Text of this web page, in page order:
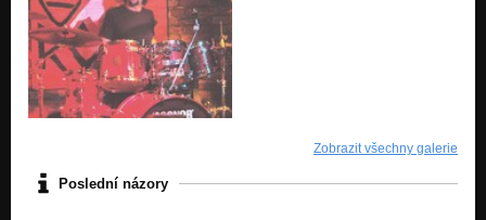
Zobrazit všechny galerie
Poslední názory